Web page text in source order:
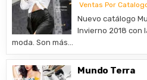
Ventas Por
Nuevo catálogo
Invierno 2018 con
moda. Son más…
Mundo Terra